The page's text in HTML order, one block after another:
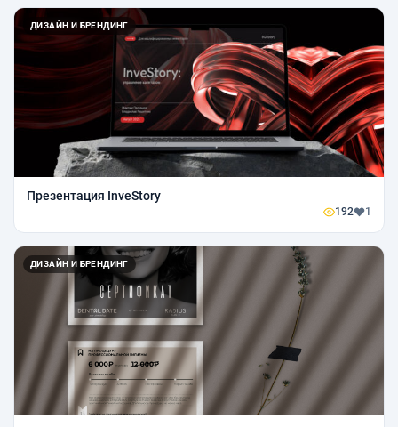
ДИЗАЙН И БРЕНДИНГ
Презентация InveStory
192 1
ДИЗАЙН И БРЕНДИНГ